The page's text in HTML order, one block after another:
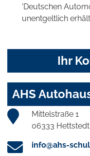
'Deutschen
unentgeltlich
Ihr
AHS
Mittelstraße 1
06333
info@ahs-